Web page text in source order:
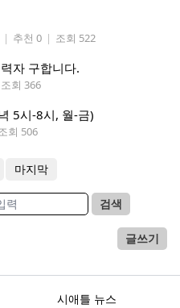
| 추천 0 | 조회 522
자 구합니다.
조회 366
5시-8시, 월-금)
회 506
마지막
검색
글쓰기
시애틀 뉴스